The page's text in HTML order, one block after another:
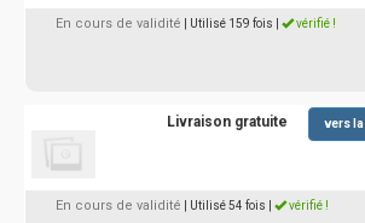
En cours de validité | Utilisé 159 fois vérifié !
Livraison gratuite vers
En cours de validité | Utilisé 54 fois vérifié !